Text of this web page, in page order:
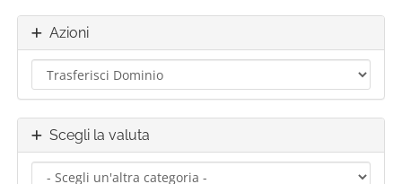
Azioni
Scegli la valuta